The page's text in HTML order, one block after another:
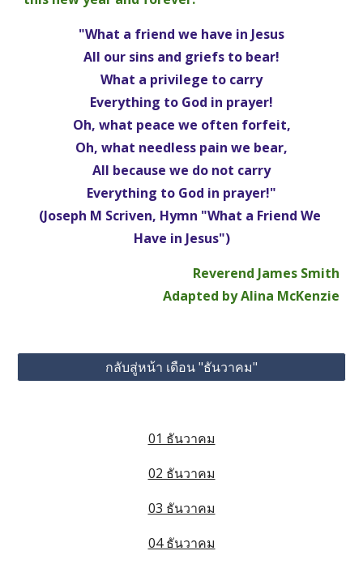
"What a friend we have in Jesus
All our sins and griefs to bear!
What a privilege to carry
Everything to God in prayer!
Oh, what peace we often forfeit,
Oh, what needless pain we bear,
All because we do not carry
Everything to God in prayer!"
(Joseph M Scriven, Hymn "What a Friend We
Have in Jesus")
Reverend James Smith
Adapted by Alina McKenzie
กลับสู่หน้า เดือน "ธันวาคม"
01 ธันวาคม
02 ธันวาคม
03 ธันวาคม
04 ธันวาคม